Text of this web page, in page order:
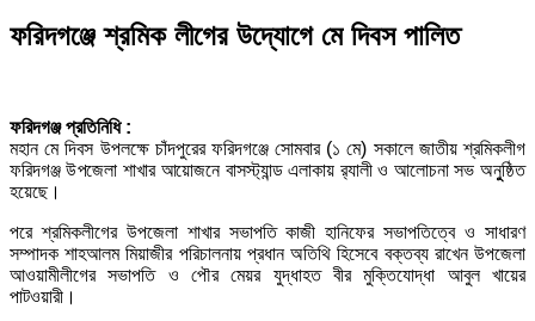
ফরিদগঞ্জে শ্রমিক লীগের উদ্যোগে মে দিবস পালিত
ফরিদগঞ্জ প্রতিনিধি :
মহান মে দিবস উপলক্ষে চাঁদপুরের ফরিদগঞ্জে সোমবার (১ মে) সকালে জাতীয় শ্রমিকলীগ
ফরিদগঞ্জ উপজেলা শাখার আয়োজনে বাসস্ট্যান্ড এলাকায় র‌্যালী ও আলোচনা সভ অনুুষ্ঠিত
হয়েছে।
পরে শ্রমিকলীগের উপজেলা শাখার সভাপতি কাজী হানিফের সভাপতিত্বে ও সাধারণ
সম্পাদক শাহআলম মিয়াজীর পরিচালনায় প্রধান অতিথি হিসেবে বক্তব্য রাখেন উপজেলা
আওয়ামীলীগের সভাপতি ও পৌর মেয়র যুদ্ধাহত বীর মুক্তিযোদ্ধা আবুল খায়ের
পাটওয়ারী।